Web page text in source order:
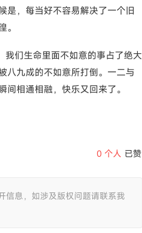
是，每当好不容易解决了一个旧
我们生命里面不如意的事占了绝大
八九成的不如意所打倒。一二与
相通相融，快乐又回来了。
0 个人 已赞
信息，如涉及版权问题请联系我